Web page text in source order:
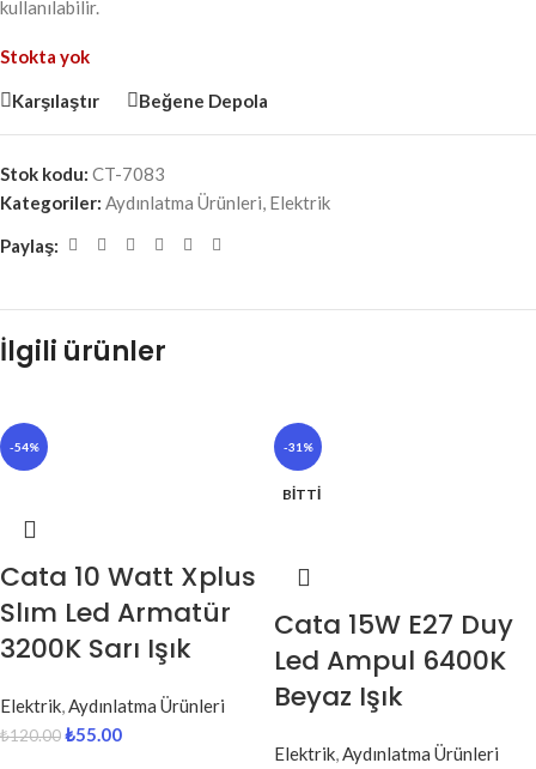
kullanılabilir.
Stokta yok
Karşılaştır Beğene Depola
Stok kodu: CT-7083
Kategoriler: Aydınlatma Ürünleri, Elektrik
Paylaş:
İlgili ürünler
-54%
Cata 10 Watt Xplus
Slım Led Armatür
3200K Sarı Işık
Elektrik,Aydınlatma Ürünleri
₺120.00₺55.00
-31%
BITTI
Cata 15W E27 Duy
Led Ampul 6400K
Beyaz Işık
Elektrik,Aydınlatma Ürünleri